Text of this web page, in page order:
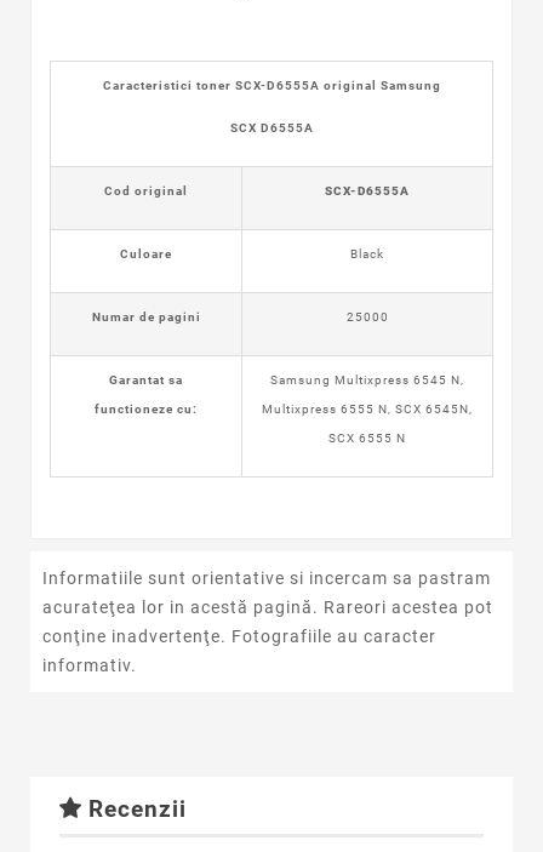
Caracteristici toner SCX-D6555A original Samsung
SCX D6555A
Cod original SCX-D6555A
Culoare Black
Numar de pagini 25000
Garantat sa
functioneze cu:
Samsung Multixpress 6545 N,
Multixpress 6555 N, SCX 6545N,
SCX 6555 N
Informatiile sunt orientative si incercam sa pastram
acurateţea lor in acestă pagină. Rareori acestea pot
conţine inadvertenţe. Fotografiile au caracter
informativ.
Recenzii